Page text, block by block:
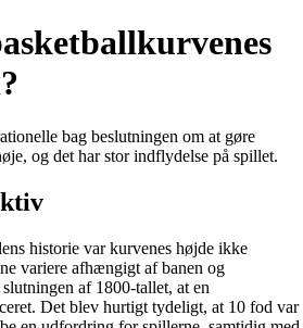
bag beslutningen om at gøre
og det har stor indflydelse på spillet.
historie var kurvenes højde ikke
variere afhængigt af banen og
af 1800-tallet, at en
Det blev hurtigt tydeligt, at 10 fod var